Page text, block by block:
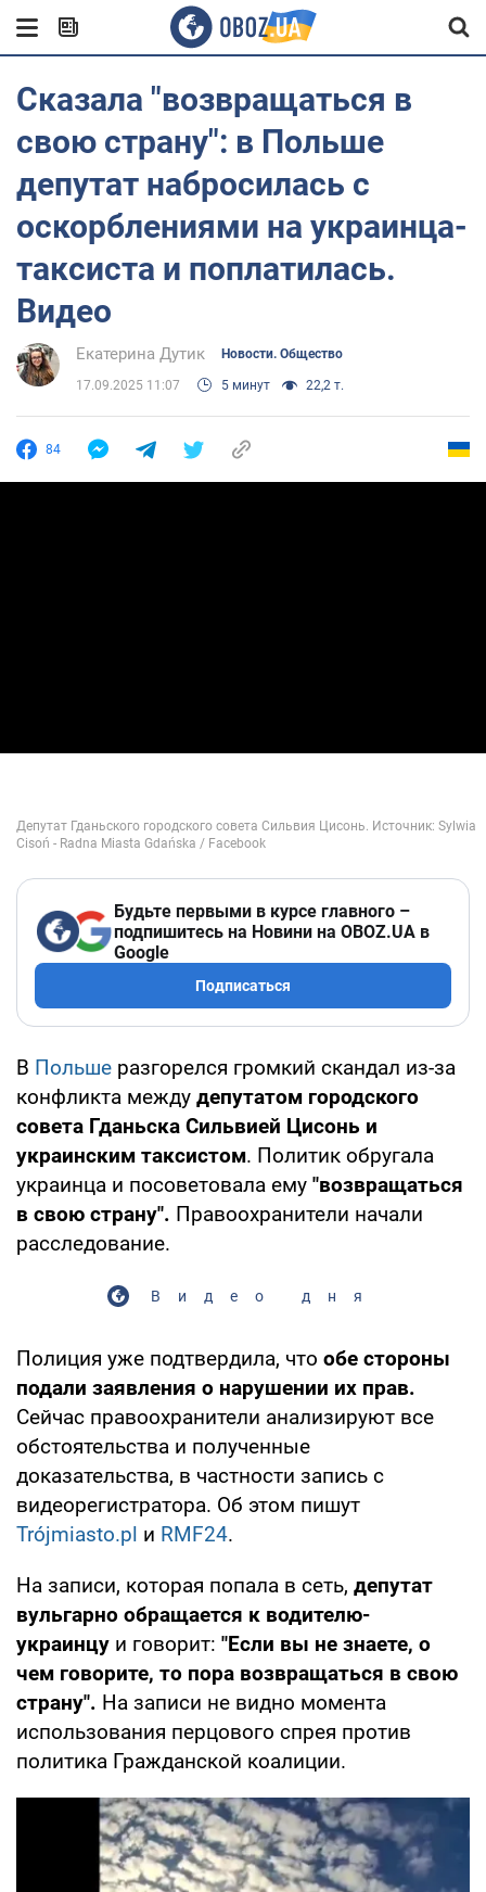
Сказала "возвращаться в
свою страну": в Польше
депутат набросилась с
оскорблениями на украинца-
таксиста и поплатилась.
Видео
Екатерина Дутик Новости. Общество
17.09.2025 11:07 5 минут 22,2 т.
84
Будьте первыми в курсе главного –
подпишитесь на Новини на OBOZ.UA в
Google
Подписаться
В Польше разгорелся громкий скандал из-за
конфликта между депутатом городского
совета Гданьска Сильвией Цисонь и
украинским таксистом. Политик обругала
украинца и посоветовала ему "возвращаться
в свою страну". Правоохранители начали
расследование.
Видео дня
Полиция уже подтвердила, что обе стороны
подали заявления о нарушении их прав.
Сейчас правоохранители анализируют все
обстоятельства и полученные
доказательства, в частности запись с
видеорегистратора. Об этом пишут
Trójmiasto.pl и RMF24.
На записи, которая попала в сеть, депутат
вульгарно обращается к водителю-
украинцу и говорит: "Если вы не знаете, о
чем говорите, то пора возвращаться в свою
страну". На записи не видно момента
использования перцового спрея против
политика Гражданской коалиции.